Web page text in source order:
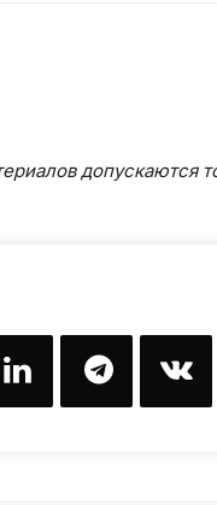
допускаются